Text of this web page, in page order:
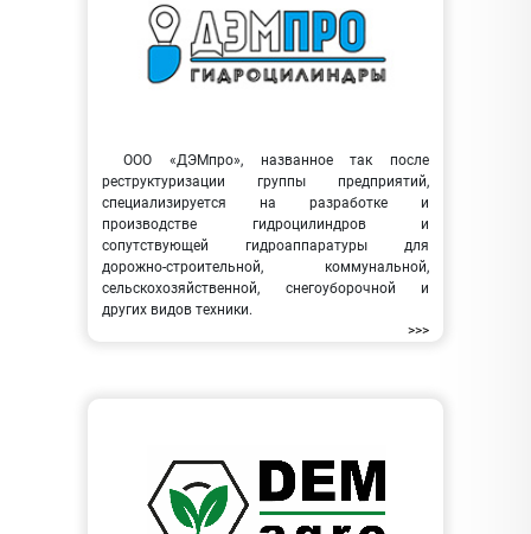
ООО «ДЭМпро», названное так после
реструктуризации группы предприятий,
специализируется на разработке и
производстве гидроцилиндров и
сопутствующей гидроаппаратуры для
дорожно-строительной, коммунальной,
сельскохозяйственной, снегоуборочной и
других видов техники.
>>>